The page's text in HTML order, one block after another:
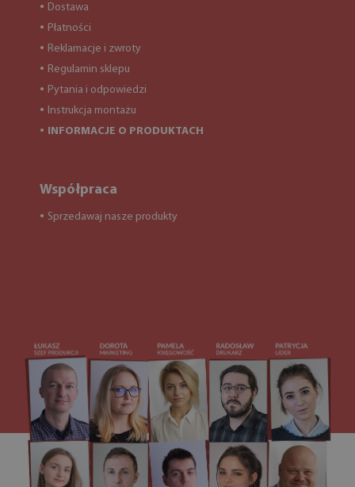
● Dostawa
● Płatności
● Reklamacje i zwroty
● Regulamin sklepu
● Pytania i odpowiedzi
● Instrukcja montażu
● INFORMACJE O PRODUKTACH
Współpraca
● Sprzedawaj nasze produkty